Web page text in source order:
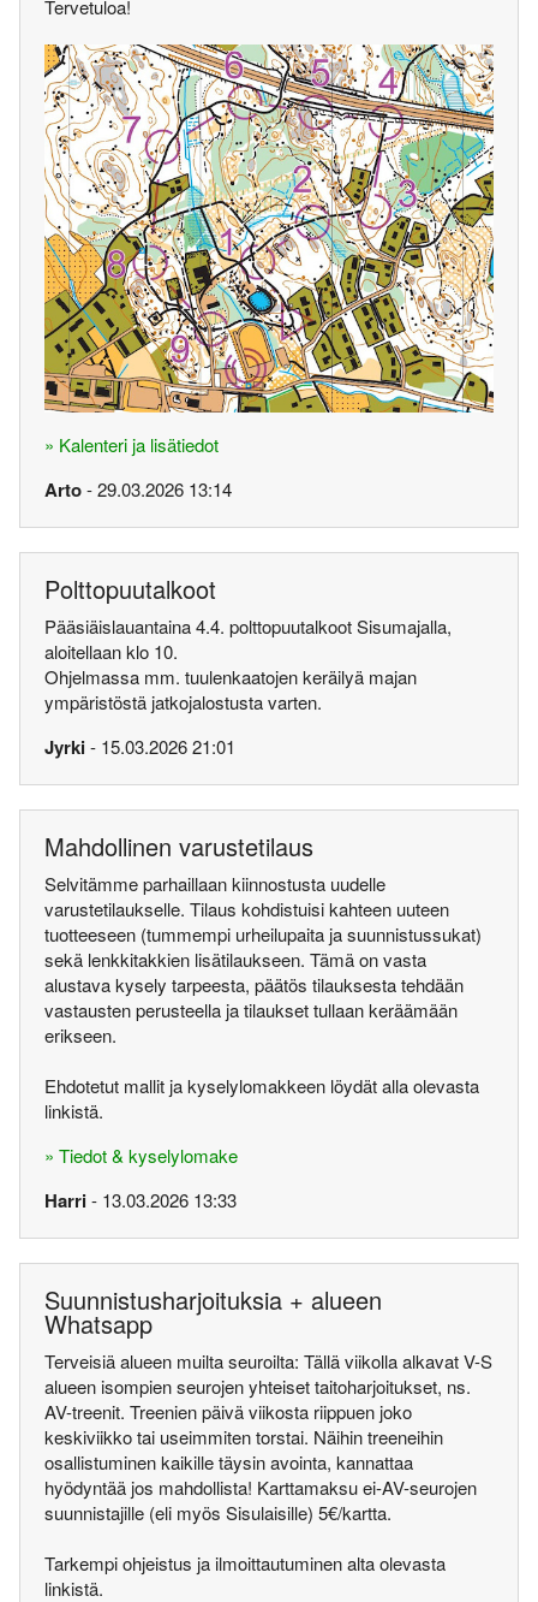
Tervetuloa!
» Kalenteri ja lisätiedot
Arto- 29.03.2026 13:14
Polttopuutalkoot
Pääsiäislauantaina 4.4. polttopuutalkoot Sisumajalla,
aloitellaan klo 10.
Ohjelmassa mm. tuulenkaatojen keräilyä majan
ympäristöstä jatkojalostusta varten.
Jyrki- 15.03.2026 21:01
Mahdollinen varustetilaus
Selvitämme parhaillaan kiinnostusta uudelle
varustetilaukselle. Tilaus kohdistuisi kahteen uuteen
tuotteeseen (tummempi urheilupaita ja suunnistussukat)
sekä lenkkitakkien lisätilaukseen. Tämä on vasta
alustava kysely tarpeesta, päätös tilauksesta tehdään
vastausten perusteella ja tilaukset tullaan keräämään
erikseen.
Ehdotetut mallit ja kyselylomakkeen löydät alla olevasta
linkistä.
» Tiedot & kyselylomake
Harri- 13.03.2026 13:33
Suunnistusharjoituksia + alueen
Whatsapp
Terveisiä alueen muilta seuroilta: Tällä viikolla alkavat V-S
alueen isompien seurojen yhteiset taitoharjoitukset, ns.
AV-treenit. Treenien päivä viikosta riippuen joko
keskiviikko tai useimmiten torstai. Näihin treeneihin
osallistuminen kaikille täysin avointa, kannattaa
hyödyntää jos mahdollista! Karttamaksu ei-AV-seurojen
suunnistajille (eli myös Sisulaisille) 5€/kartta.
Tarkempi ohjeistus ja ilmoittautuminen alta olevasta
linkistä.